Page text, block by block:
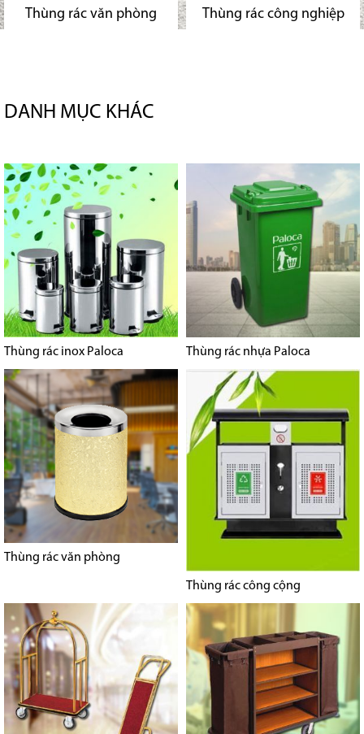
Thùng rác văn phòng Thùng rác công nghiệp
DANH MỤC KHÁC
Thùng rác inox Paloca Thùng rác nhựa Paloca
Thùng rác văn phòng
Thùng rác công cộng